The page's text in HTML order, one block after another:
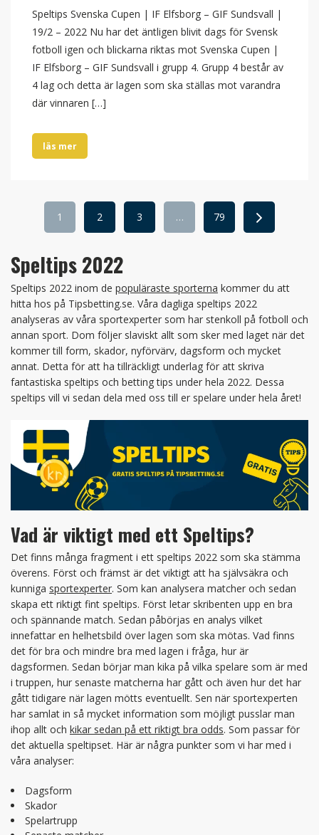
Speltips Svenska Cupen | IF Elfsborg – GIF Sundsvall |
19/2 – 2022 Nu har det äntligen blivit dags för Svensk
fotboll igen och blickarna riktas mot Svenska Cupen |
IF Elfsborg – GIF Sundsvall i grupp 4. Grupp 4 består av
4 lag och detta är lagen som ska ställas mot varandra
där vinnaren […]
läs mer
1 2 3 … 79
Speltips 2022
Speltips 2022 inom de populäraste sporterna kommer du att
hitta hos på Tipsbetting.se. Våra dagliga speltips 2022
analyseras av våra sportexperter som har stenkoll på fotboll och
annan sport. Dom följer slaviskt allt som sker med laget när det
kommer till form, skador, nyförvärv, dagsform och mycket
annat. Detta för att ha tillräckligt underlag för att skriva
fantastiska speltips och betting tips under hela 2022. Dessa
speltips vill vi sedan dela med oss till er spelare under hela året!
Vad är viktigt med ett Speltips?
Det finns många fragment i ett speltips 2022 som ska stämma
överens. Först och främst är det viktigt att ha självsäkra och
kunniga sportexperter. Som kan analysera matcher och sedan
skapa ett riktigt fint speltips. Först letar skribenten upp en bra
och spännande match. Sedan påbörjas en analys vilket
innefattar en helhetsbild över lagen som ska mötas. Vad finns
det för bra och mindre bra med lagen i fråga, hur är
dagsformen. Sedan börjar man kika på vilka spelare som är med
i truppen, hur senaste matcherna har gått och även hur det har
gått tidigare när lagen mötts eventuellt. Sen när sportexperten
har samlat in så mycket information som möjligt pusslar man
ihop allt och kikar sedan på ett riktigt bra odds. Som passar för
det aktuella speltipset. Här är några punkter som vi har med i
våra analyser:
Dagsform
Skador
Spelartrupp